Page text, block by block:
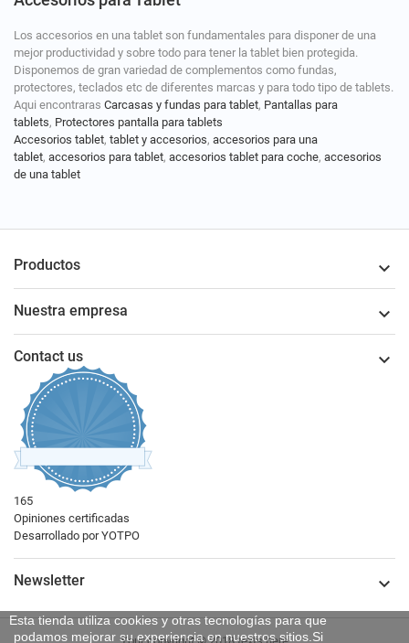
Esta tienda utiliza cookies y otras tecnologías para que
podamos mejorar su experiencia en nuestros sitios.Si
Los accesorios en una tablet son fundamentales para disponer de una
mejor productividad y sobre todo para tener la tablet bien protegida.
Disponemos de gran variedad de complementos como fundas,
protectores, teclados etc de diferentes marcas y para todo tipo de tablets.
Aqui encontraras Carcasas y fundas para tablet, Pantallas para
tablets, Protectores pantalla para tablets
Accesorios tablet, tablet y accesorios, accesorios para una
tablet, accesorios para tablet, accesorios tablet para coche, accesorios
de una tablet
Productos 
Nuestra empresa 
Contact us 
165
4.62424242713235
star
Opiniones certificadas
Desarrollado por YOTPO
Newsletter 